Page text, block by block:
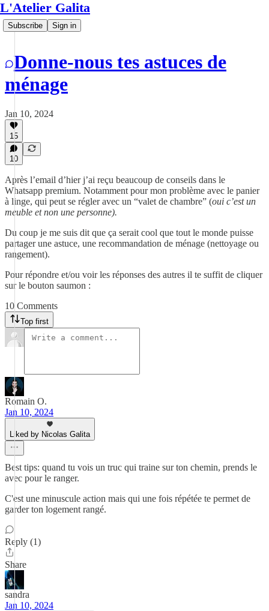
L'Atelier Galita
Subscribe Sign in
Donne-nous tes astuces de
ménage
Jan 10, 2024
15
10
Après l’email d’hier j’ai reçu beaucoup de conseils dans le
Whatsapp premium. Notamment pour mon problème avec le panier
à linge, qui peut se régler avec un “valet de chambre” (oui c’est un
meuble et non une personne).
Du coup je me suis dit que ça serait cool que tout le monde puisse
partager une astuce, une recommandation de ménage (nettoyage ou
rangement).
Pour répondre et/ou voir les réponses des autres il te suffit de cliquer
sur le bouton saumon :
10 Comments
Top first
Romain O.
Jan 10, 2024
Liked by Nicolas Galita
Best tips: quand tu vois un truc qui traine sur ton chemin, prends le
avec pour le ranger.
C'est une minuscule action mais qui une fois répétée te permet de
garder ton logement rangé.
Reply (1)
Share
sandra
Jan 10, 2024